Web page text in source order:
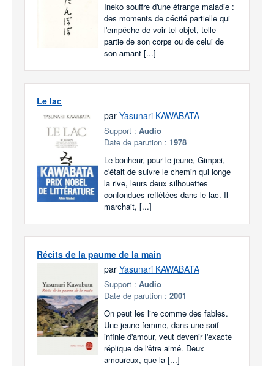
Ineko souffre d'une étrange maladie :
des moments de cécité partielle qui
l'empêche de voir tel objet, telle
partie de son corps ou de celui de
son amant [...]
Le lac
par Yasunari KAWABATA
Support : Audio
Date de parution : 1978
Le bonheur, pour le jeune, Gimpei,
c'était de suivre le chemin qui longe
la rive, leurs deux silhouettes
confondues reflétées dans le lac. Il
marchait, [...]
Récits de la paume de la main
par Yasunari KAWABATA
Support : Audio
Date de parution : 2001
On peut les lire comme des fables.
Une jeune femme, dans une soif
infinie d'amour, veut devenir l'exacte
réplique de l'être aimé. Deux
amoureux, que la [...]